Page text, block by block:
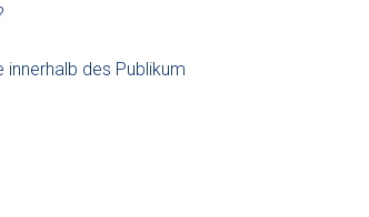
des Publikum